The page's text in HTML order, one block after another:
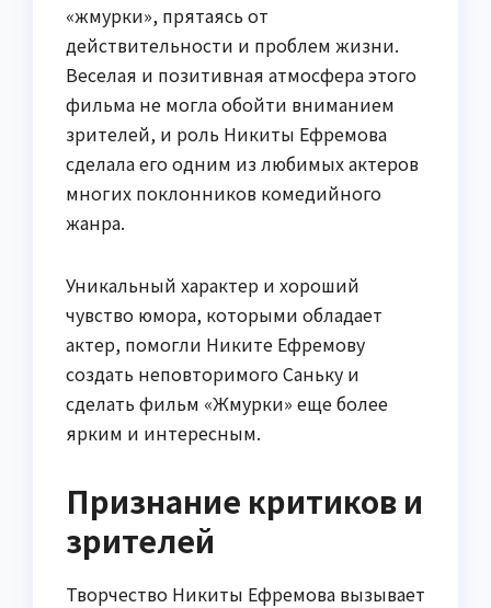
«жмурки», прятаясь от
действительности и проблем жизни.
Веселая и позитивная атмосфера этого
фильма не могла обойти вниманием
зрителей, и роль Никиты Ефремова
сделала его одним из любимых актеров
многих поклонников комедийного
жанра.
Уникальный характер и хороший
чувство юмора, которыми обладает
актер, помогли Никите Ефремову
создать неповторимого Саньку и
сделать фильм «Жмурки» еще более
ярким и интересным.
Признание критиков и
зрителей
Творчество Никиты Ефремова вызывает